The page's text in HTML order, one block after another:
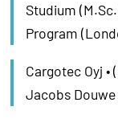
Studium
Program
Cargotec Oyj •
Jacobs Douwe